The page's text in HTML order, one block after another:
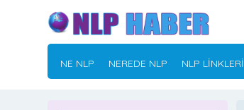
NE NLP NEREDE NLP NLP LİNKLERİ